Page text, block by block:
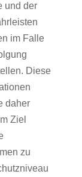
und der
im Falle
Diese
daher
Ziel
zu